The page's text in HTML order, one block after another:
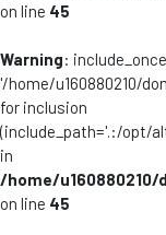
on line 45
Warning:
'/home/u160880210/
for inclusion
(include_path='.:/opt/
in
/home/
on line 45